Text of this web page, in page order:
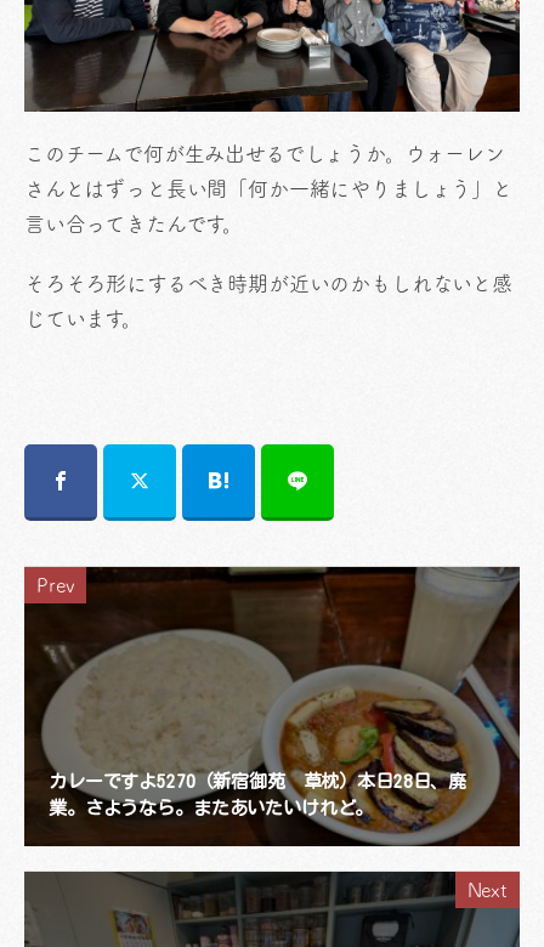
このチームで何が生み出せるでしょうか。ウォーレン
さんとはずっと長い間「何か一緒にやりましょう」と
言い合ってきたんです。
そろそろ形にするべき時期が近いのかもしれないと感
じています。
Prev
カレーですよ5270（新宿御苑 草枕）本日28日、廃
業。さようなら。またあいたいけれど。
Next